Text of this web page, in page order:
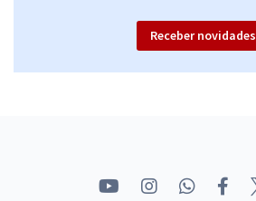
Receber novidades